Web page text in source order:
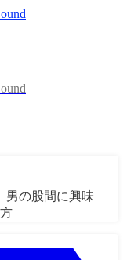
男の股間に興味